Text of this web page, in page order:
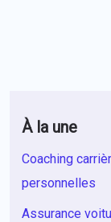
À la une
Coaching
personnelles
Assurance